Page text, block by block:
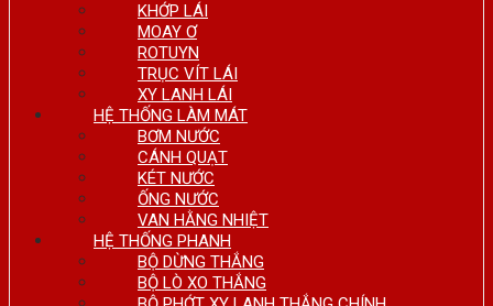
KHỚP LÁI
MOAY Ơ
ROTUYN
TRỤC VÍT LÁI
XY LANH LÁI
HỆ THỐNG LÀM MÁT
BƠM NƯỚC
CÁNH QUẠT
KÉT NƯỚC
ỐNG NƯỚC
VAN HẰNG NHIỆT
HỆ THỐNG PHANH
BỘ DỪNG THẮNG
BỘ LÒ XO THẮNG